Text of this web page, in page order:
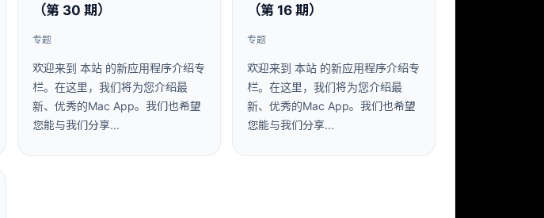
（第 30 期）
专题
欢迎来到 本站 的新应用程序介绍专
栏。在这里，我们将为您介绍最
新、优秀的Mac App。我们也希望
您能与我们分享...
（第 16 期）
专题
欢迎来到 本站 的新应用程序介绍专
栏。在这里，我们将为您介绍最
新、优秀的Mac App。我们也希望
您能与我们分享...